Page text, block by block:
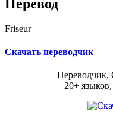
Перевод
Friseur
Скачать переводчик
Переводчик,
20+